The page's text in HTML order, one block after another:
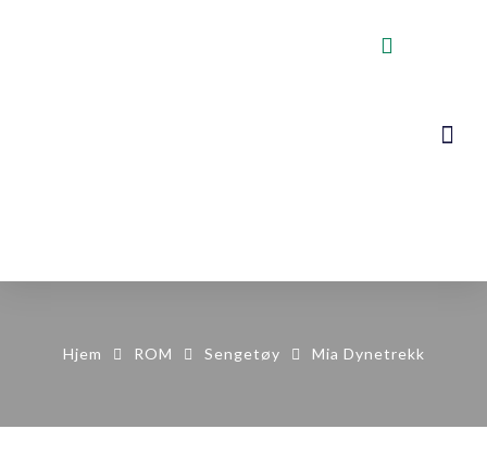
Hjem ROM Sengetøy Mia Dynetrekk